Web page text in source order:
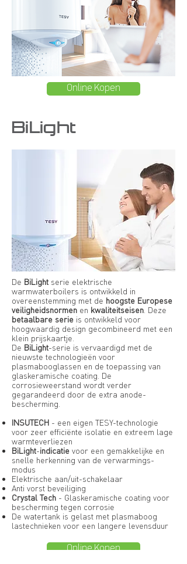
Online Kopen
BiLight
De BiLight serie elektrische
warmwaterboilers is ontwikkeld in
overeenstemming met de hoogste Europese
veiligheidsnormen en kwaliteitseisen . Deze
betaalbare serie is ontwikkeld voor
hoogwaardig design gecombineerd met een
klein prijskaartje.
De BiLight-serie is vervaardigd met de
nieuwste technologieën voor
plasmabooglassen en de toepassing van
glaskeramische coating. De
corrosieweerstand wordt verder
gegarandeerd door de extra anode-
bescherming.
INSUTECH - een eigen TESY-technologie
voor zeer efficiënte isolatie en extreem lage
warmteverliezen
BiLight-indicatie voor een gemakkelijke en
snelle herkenning van de verwarmings-
modus
Elektrische aan/uit-schakelaar
Anti vorst beveiliging
Crystal Tech - Glaskeramische coating voor
bescherming tegen corrosie
De watertank is gelast met plasmaboog
lastechnieken voor een langere levensduur
Online Kopen